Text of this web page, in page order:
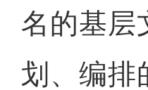
名的基层
划、编排